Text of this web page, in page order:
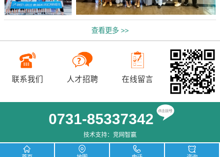
查看更多 >>
联系我们 人才招聘 在线留言
0731-85337342
技术支持： 竞网智赢